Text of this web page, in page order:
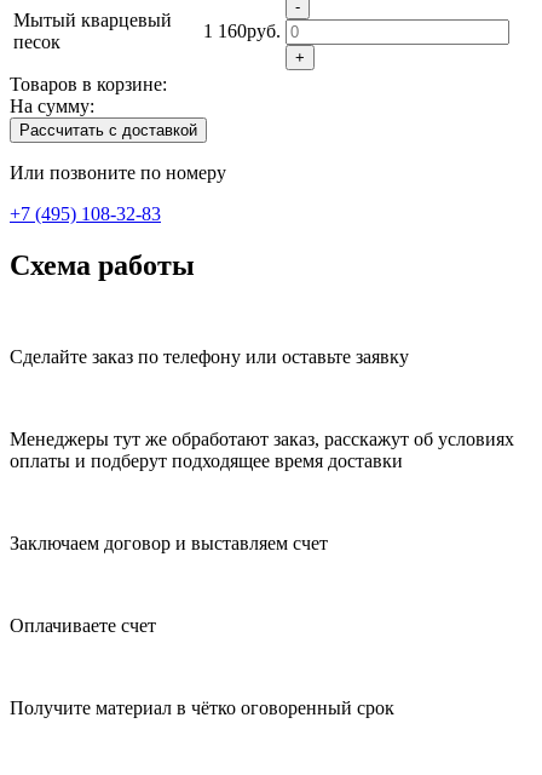
Мытый кварцевый
песок
1 160руб.
-
+
Товаров в корзине:
На сумму:
Рассчитать с доставкой
Или позвоните по номеру
+7 (495) 108-32-83
Схема работы
Сделайте заказ по телефону или оставьте заявку
Менеджеры тут же обработают заказ, расскажут об условиях
оплаты и подберут подходящее время доставки
Заключаем договор и выставляем счет
Оплачиваете счет
Получите материал в чётко оговоренный срок